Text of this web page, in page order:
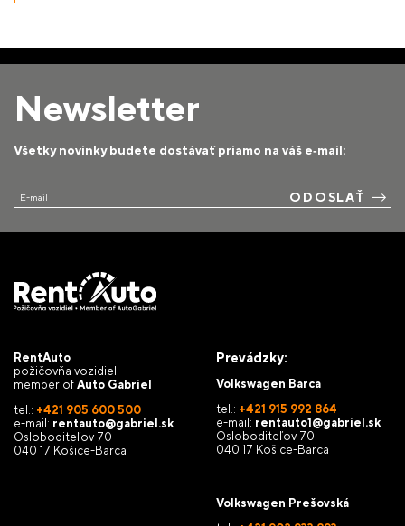
Newsletter
Všetky novinky budete dostávať priamo na váš e‑mail:
E-mail ODOSLAŤ
RentAuto
požičovňa vozidiel
member of Auto Gabriel
tel.: +421 905 600 500
e-mail: rentauto@gabriel.sk
Osloboditeľov 70
040 17 Košice-Barca
Prevádzky:
Volkswagen Barca
tel.: +421 915 992 864
e-mail: rentauto1@gabriel.sk
Osloboditeľov 70
040 17 Košice-Barca
Volkswagen Prešovská